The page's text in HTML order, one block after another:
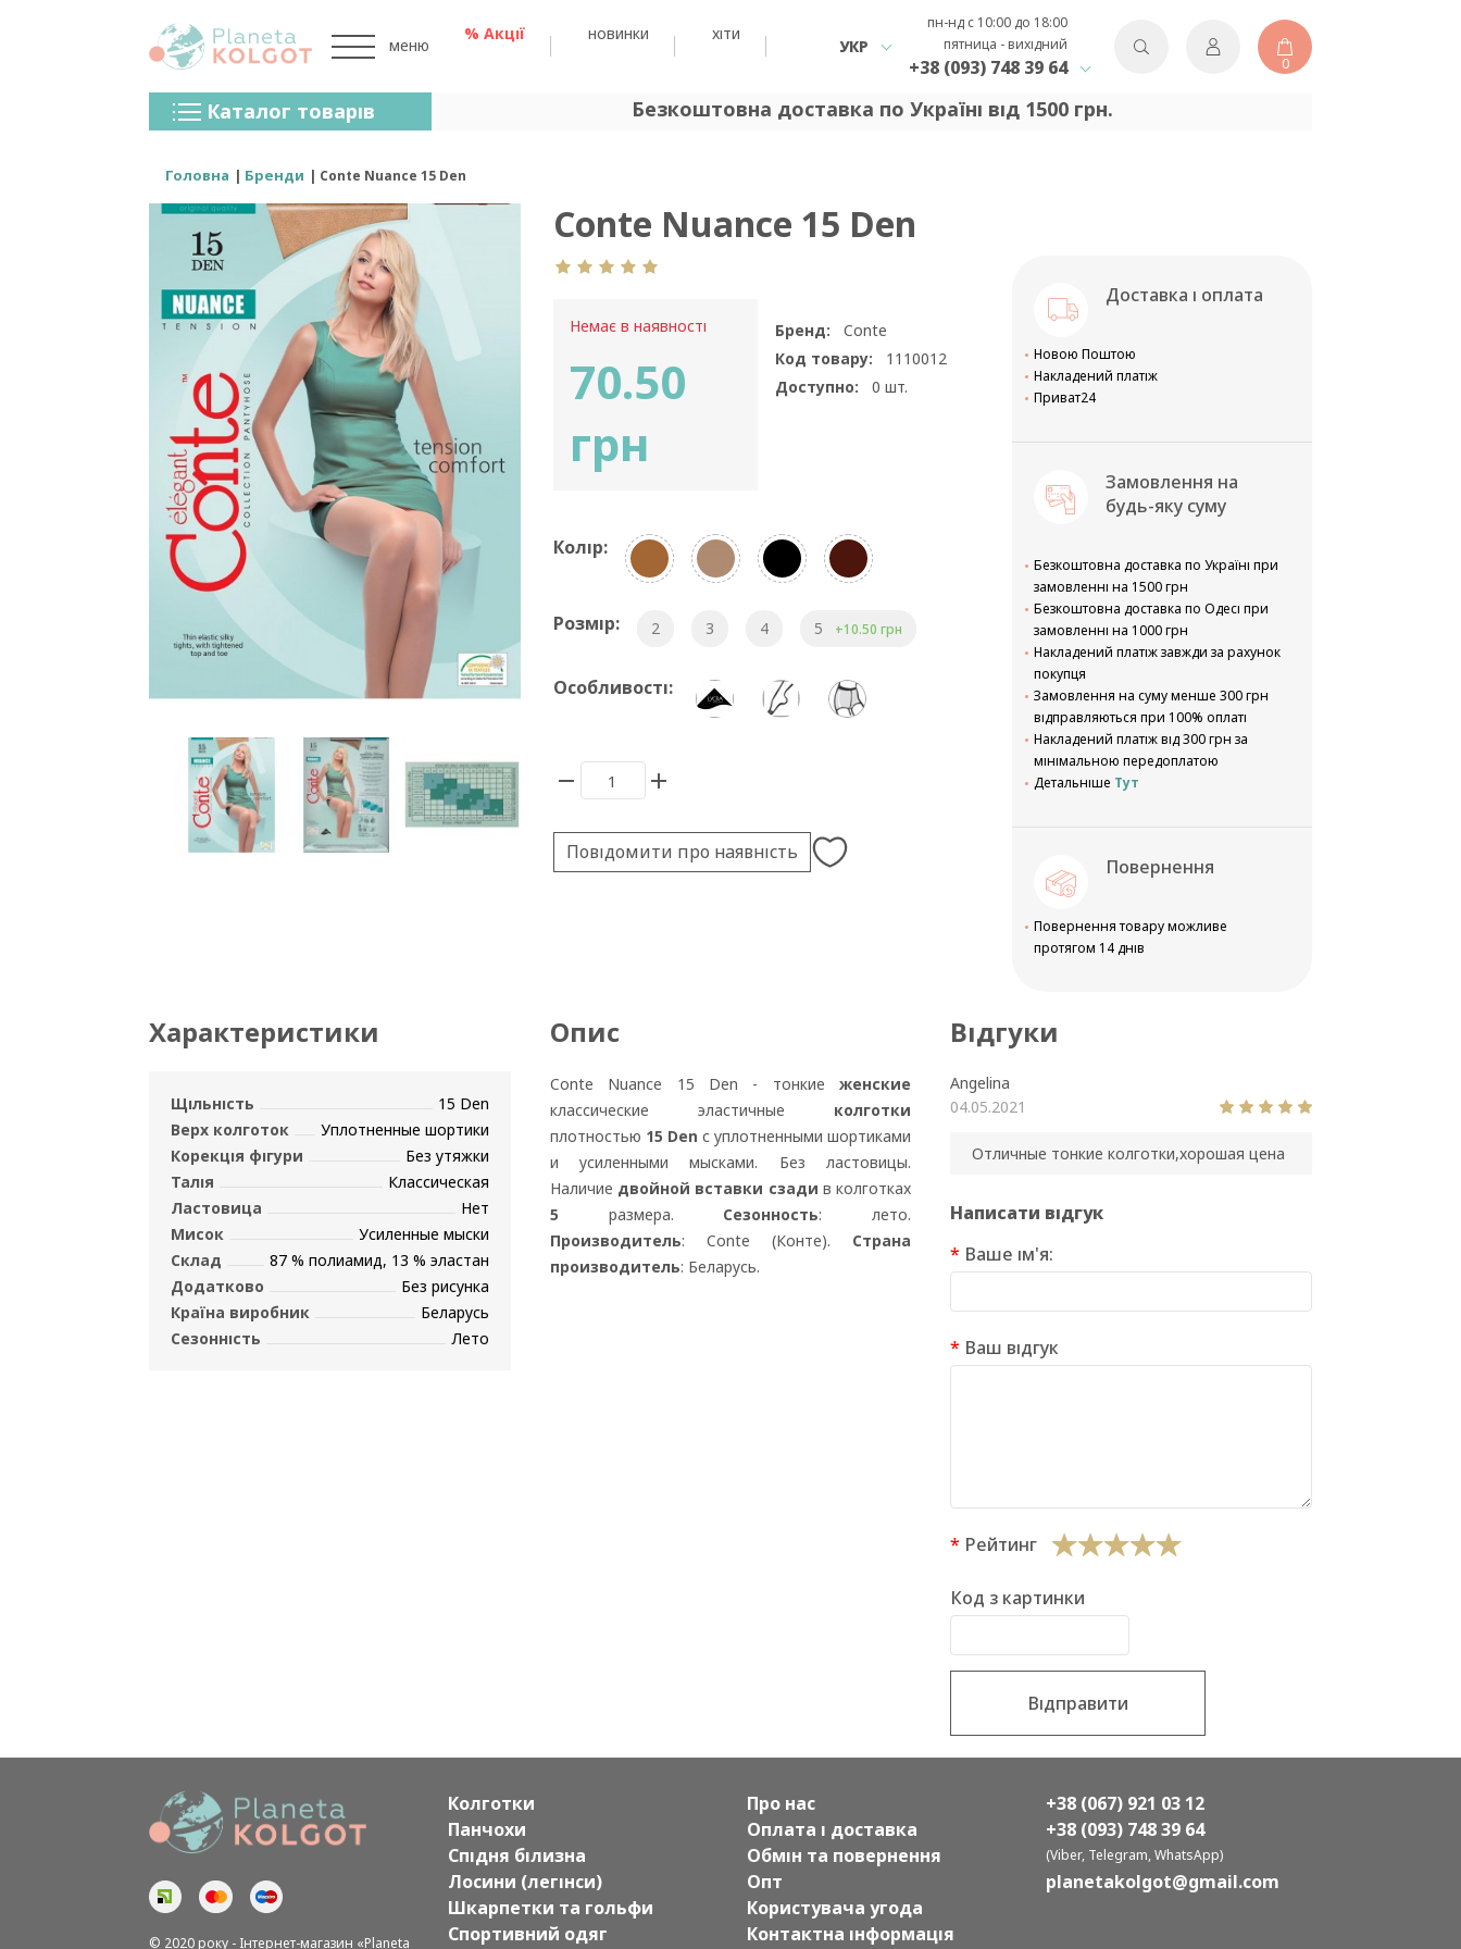
меню
% Акції новинки хіти
УКР
пн-нд с 10:00 до 18:00
пятница - вихідний
+38 (093) 748 39 64 0
Каталог товарів
Колготки
Панчохи
Спідня Білизна
Лосини (легінси)
Шкарпетки Та Гольфи
Спортивний Одяг
Для Чоловіків
Для Дітей
Бренди
Безкоштовна доставка по Україні від 1500 грн.
Головна Бренди Conte Nuance 15 Den
Conte Nuance 15 Den
Немає в наявності
70.50
грн
Бренд:
Conte
Код товару:
1110012
Доступно:
0 шт.
Колір:
Розмір: 2 3 4 5 +10.50 грн
Особливості:
Повідомити про наявність
Доставка і оплата
Новою Поштою
Накладений платіж
Приват24
Замовлення на
будь-яку суму
Безкоштовна доставка по Україні при
замовленні на 1500 грн
Безкоштовна доставка по Одесі при
замовленні на 1000 грн
Накладений платіж завжди за рахунок
покупця
Замовлення на суму менше 300 грн
відправляються при 100% оплаті
Накладений платіж від 300 грн за
мінімальною передоплатою
Детальніше Тут
Повернення
Повернення товару можливе
протягом 14 днів
Характеристики
Щільність
15 Den
Верх колготок
Уплотненные шортики
Корекція фігури
Без утяжки
Талія
Классическая
Ластовица
Нет
Мисок
Усиленные мыски
Склад
87 % полиамид, 13 % эластан
Додатково
Без рисунка
Країна виробник
Беларусь
Сезонність
Лето
Опис
Conte Nuance 15 Den - тонкиеженские
классические эластичные колготки
плотностью 15 Den с уплотненными шортиками
и усиленными мысками. Без ластовицы.
Наличие двойной вставки сзади в колготках
5 размера. Сезонность: лето.
Производитель: Conte (Конте). Страна
производитель: Беларусь.
Відгуки
Angelina
04.05.2021
Отличные тонкие колготки,хорошая цена
Написати відгук
Ваше ім'я:
Ваш відгук
Рейтинг
Код з картинки
Відправити
© 2020 року - Інтернет-магазин «Planeta
Колготки
Панчохи
Спідня білизна
Лосини (легінси)
Шкарпетки та гольфи
Спортивний одяг
Про нас
Оплата і доставка
Обмін та повернення
Опт
Користувача угода
Контактна інформація
+38 (067) 921 03 12
+38 (093) 748 39 64
(Viber, Telegram, WhatsApp)
planetakolgot@gmail.com